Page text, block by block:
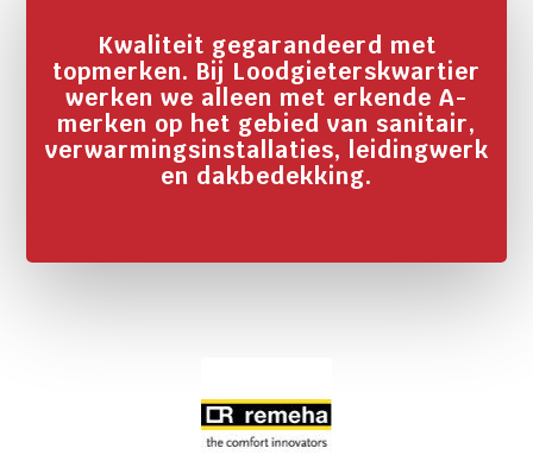
Kwaliteit gegarandeerd met
topmerken. Bij Loodgieterskwartier
werken we alleen met erkende A-
merken op het gebied van sanitair,
verwarmingsinstallaties, leidingwerk
en dakbedekking.